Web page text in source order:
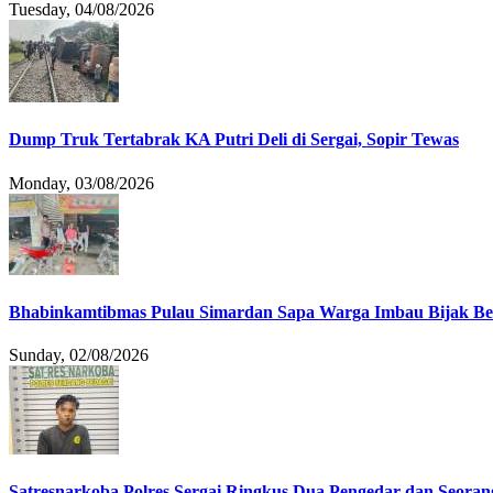
Tuesday, 04/08/2026
Dump Truk Tertabrak KA Putri Deli di Sergai, Sopir Tewas
Monday, 03/08/2026
Bhabinkamtibmas Pulau Simardan Sapa Warga Imbau Bijak
Sunday, 02/08/2026